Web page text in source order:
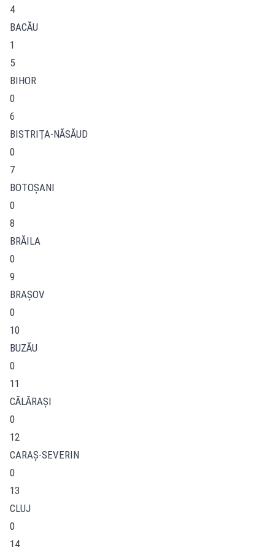
4
BACĂU
1
5
BIHOR
0
6
BISTRIŢA-NĂSĂUD
0
7
BOTOŞANI
0
8
BRĂILA
0
9
BRAŞOV
0
10
BUZĂU
0
11
CĂLĂRAŞI
0
12
CARAŞ-SEVERIN
0
13
CLUJ
0
14